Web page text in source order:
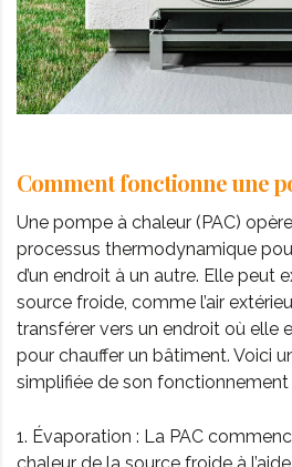
Comment fonctionne une
Une pompe à chaleur (PAC)
processus thermodynamique
d’un endroit à un autre. Elle peut
source froide, comme l’air
transférer vers un endroit où elle
pour chauffer un bâtiment. Voici
simplifiée de son fonctionnement
1. Évaporation : La PAC